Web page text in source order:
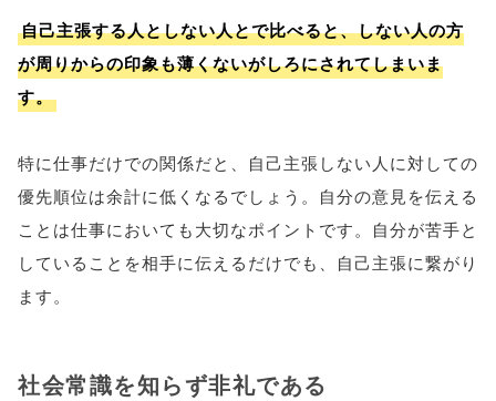
自己主張する人としない人とで比べると、しない人の方
が周りからの印象も薄くないがしろにされてしまいま
す。
特に仕事だけでの関係だと、自己主張しない人に対しての
優先順位は余計に低くなるでしょう。自分の意見を伝える
ことは仕事においても大切なポイントです。自分が苦手と
していることを相手に伝えるだけでも、自己主張に繋がり
ます。
社会常識を知らず非礼である